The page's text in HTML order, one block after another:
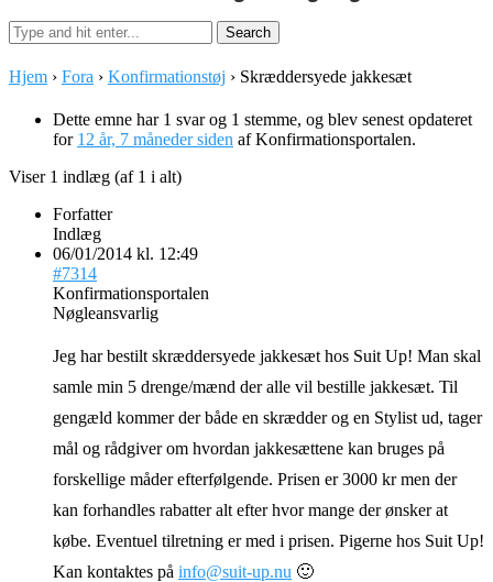
Hjem › Fora › Konfirmationstøj › Skræddersyede jakkesæt
Dette emne har 1 svar og 1 stemme, og blev senest opdateret
for 12 år, 7 måneder siden afKonfirmationsportalen.
Viser 1 indlæg (af 1 i alt)
Forfatter
Indlæg
06/01/2014 kl. 12:49
#7314
Konfirmationsportalen
Nøgleansvarlig
Jeg har bestilt skræddersyede jakkesæt hos Suit Up! Man skal
samle min 5 drenge/mænd der alle vil bestille jakkesæt. Til
gengæld kommer der både en skrædder og en Stylist ud, tager
mål og rådgiver om hvordan jakkesættene kan bruges på
forskellige måder efterfølgende. Prisen er 3000 kr men der
kan forhandles rabatter alt efter hvor mange der ønsker at
købe. Eventuel tilretning er med i prisen. Pigerne hos Suit Up!
Kan kontaktes på info@suit-up.nu 🙂